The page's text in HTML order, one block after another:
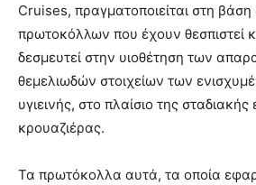
Cruises, πραγματοποιείται στη
πρωτοκόλλων που έχουν θεσπιστεί
δεσμευτεί στην υιοθέτηση των
θεμελιωδών στοιχείων των
υγιεινής, στο πλαίσιο της
κρουαζιέρας.
Τα πρωτόκολλα αυτά, τα οποία